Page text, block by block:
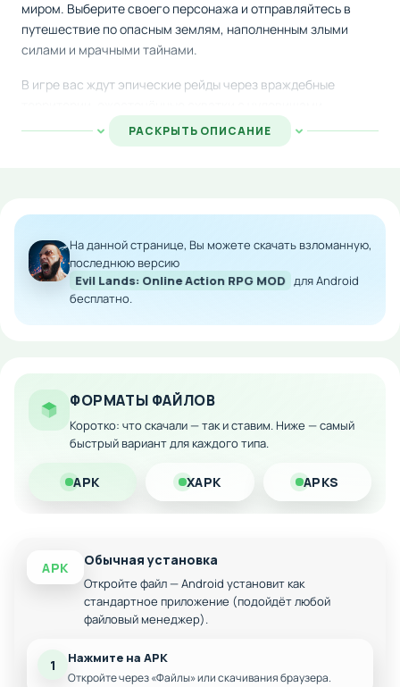
миром. Выберите своего персонажа и отправляйтесь в
путешествие по опасным землям, наполненным злыми
силами и мрачными тайнами.
В игре вас ждут эпические рейды через враждебные
увлекательные исследования подземелий и башен.
Развивайте способности вашего героя, собирайте редкие
Особенности мода:
Усиленные характеристики персонажей
Ускоренное получение опыта и ресурсов
Улучшенный интерфейс и удобство игры
Скачайте модифицированную версию прямо на свой
Android-смартфон и погрузитесь в эпическую фэнтезийную
вселенную без ограничений!
РАСКРЫТЬ ОПИСАНИЕ
На данной странице, Вы можете скачать взломанную,
последнюю версию
Evil Lands: Online Action RPG MOD для Android
бесплатно.
ФОРМАТЫ ФАЙЛОВ
Коротко: что скачали — так и ставим. Ниже — самый
быстрый вариант для каждого типа.
APK XAPK APKS
APK Обычная установка
Откройте файл — Android установит как
стандартное приложение (подойдёт любой
файловый менеджер).
1 Нажмите на APK
Откройте через «Файлы» или скачивания браузера.